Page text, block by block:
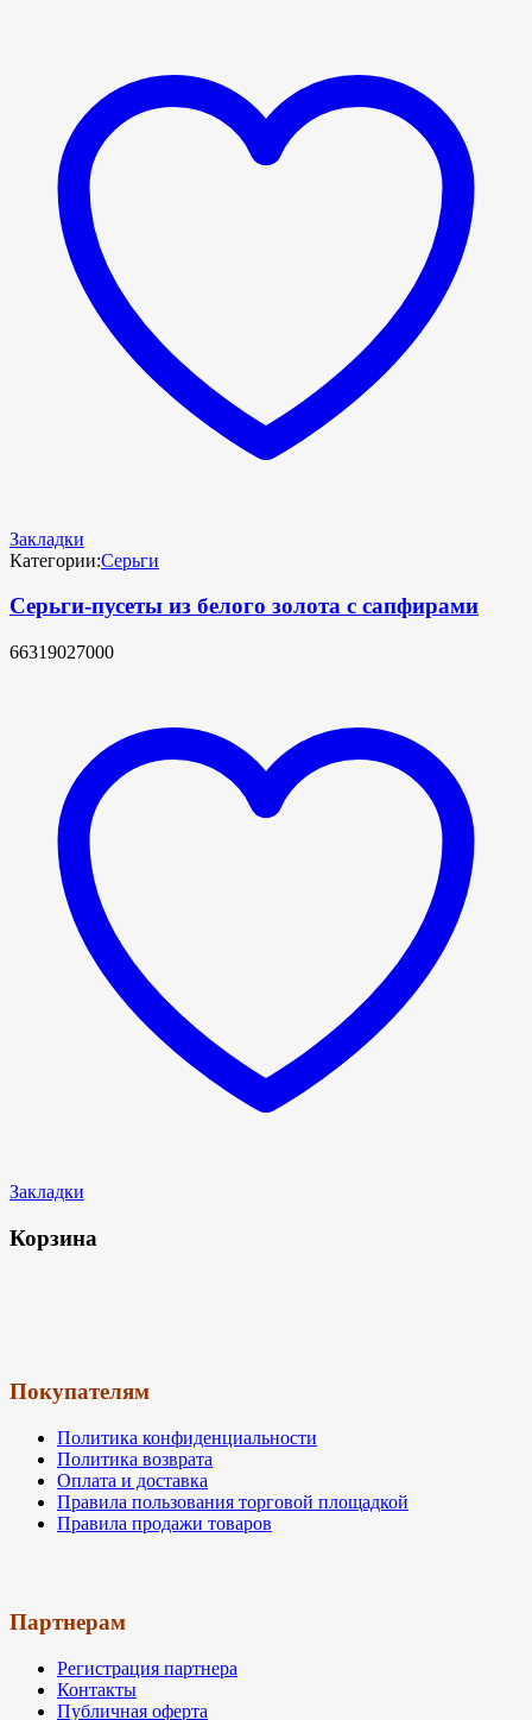
Закладки
Категории:Серьги
Серьги-пусеты из белого золота с сапфирами
66319027000
Закладки
Корзина
Покупателям
Политика конфиденциальности
Политика возврата
Оплата и доставка
Правила пользования торговой площадкой
Правила продажи товаров
Партнерам
Регистрация партнера
Контакты
Публичная оферта